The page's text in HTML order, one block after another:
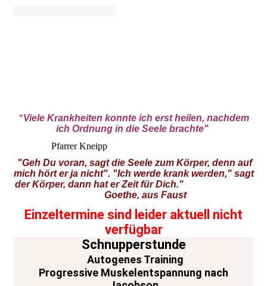
"Viele Krankheiten konnte ich erst heilen, nachdem
ich Ordnung in die Seele brachte"
Pfarrer Kneipp
"Geh Du voran, sagt die Seele zum Körper, denn auf
mich hört er ja nicht". "Ich werde krank werden," sagt
der Körper, dann hat er Zeit für Dich."
Goethe, aus Faust
Einzeltermine sind leider aktuell nicht
verfügbar
Schnupperstunde
Autogenes Training
Progressive Muskelentspannung nach